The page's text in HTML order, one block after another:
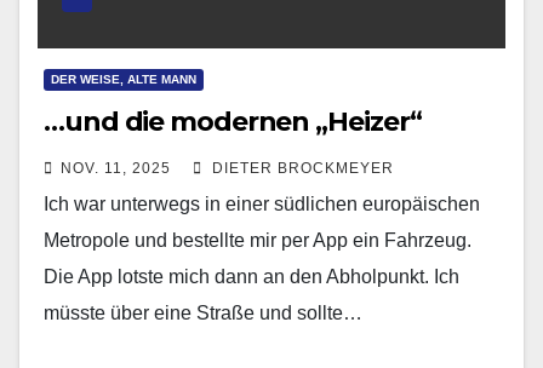
DER WEISE, ALTE MANN
…und die modernen „Heizer“
NOV. 11, 2025 DIETER BROCKMEYER
Ich war unterwegs in einer südlichen europäischen
Metropole und bestellte mir per App ein Fahrzeug.
Die App lotste mich dann an den Abholpunkt. Ich
müsste über eine Straße und sollte…